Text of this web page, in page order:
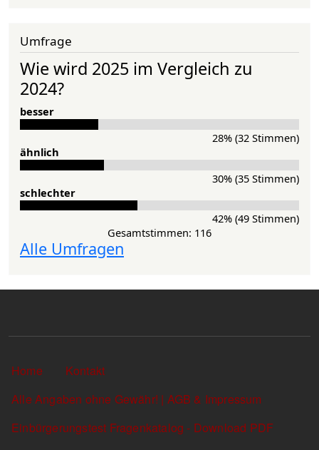
Umfrage
Wie wird 2025 im Vergleich zu
2024?
besser
28% (32 Stimmen)
ähnlich
30% (35 Stimmen)
schlechter
42% (49 Stimmen)
Gesamtstimmen: 116
Alle Umfragen
Sekundärlinks
Home
Kontakt
Alle Angaben ohne Gewähr! | AGB & Impressum
Einbürgerungstest Fragenkatalog - Download PDF